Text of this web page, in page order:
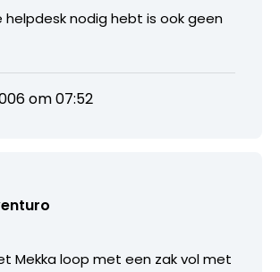
helpdesk nodig hebt is ook geen
om 07:52
Mekka loop met een zak vol met